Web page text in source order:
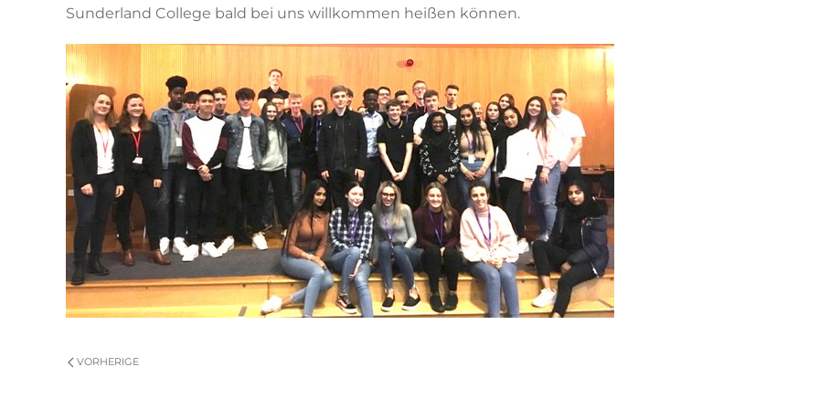
Sunderland College bald bei uns willkommen heißen können.
VORHERIGE